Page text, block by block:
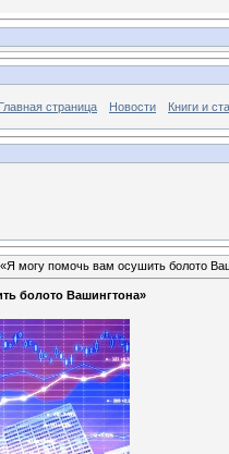
Главная страница Новости Книги и
могу помочь вам осушить болото
болото Вашингтона»